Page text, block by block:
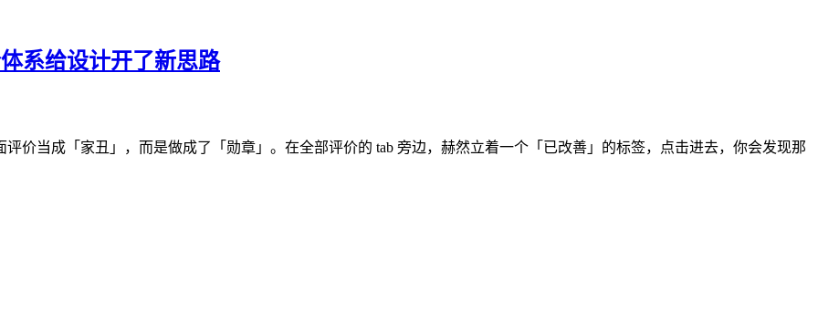
系给设计开了新思路
价当成「家丑」，而是做成了「勋章」。在全部评价的 tab 旁边，赫然立着一个「已改善」的标签，点击进去，你会发现那